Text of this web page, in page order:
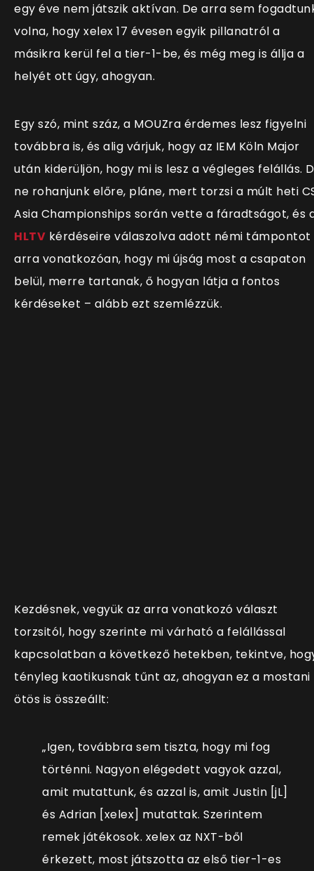
egy éve nem játszik aktívan. De arra sem
volna, hogy xelex 17 évesen egyik pillanatról a
másikra kerül fel a tier-1-be, és még meg is állja a
helyét ott úgy, ahogyan.
Egy szó, mint száz, a MOUZra érdemes lesz figyelni
továbbra is, és alig várjuk, hogy az IEM Köln Major
után kiderüljön, hogy mi is lesz a végleges felállás.
ne rohanjunk előre, pláne, mert torzsi a múlt heti
Asia Championships során vette a fáradtságot, és
HLTV kérdéseire válaszolva adott némi támpontot
arra vonatkozóan, hogy mi újság most a csapaton
belül, merre tartanak, ő hogyan látja a fontos
kérdéseket – alább ezt szemlézzük.
Kezdésnek, vegyük az arra vonatkozó választ
torzsitól, hogy szerinte mi várható a felállással
kapcsolatban a következő hetekben, tekintve,
tényleg kaotikusnak tűnt az, ahogyan ez a mostani
ötös is összeállt:
„Igen, továbbra sem tiszta, hogy mi fog
történni. Nagyon elégedett vagyok azzal,
amit mutattunk, és azzal is, amit Justin [jL]
és Adrian [xelex] mutattak. Szerintem
remek játékosok. xelex az NXT-ből
érkezett, most játszotta az első tier-1-es